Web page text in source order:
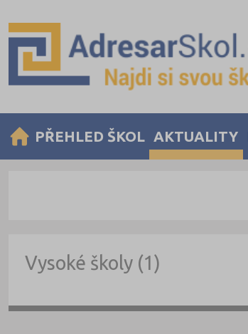
PŘEHLED ŠKOL AKTUALITY
Vysoké školy (1)